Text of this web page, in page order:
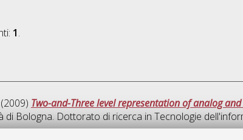
1.
(2009) Two-and-Three level representation of analog
di Bologna. Dottorato di ricerca in Tecnologie